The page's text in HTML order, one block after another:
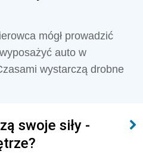
mógł prowadzić
auto w
wystarczą drobne
swoje siły -